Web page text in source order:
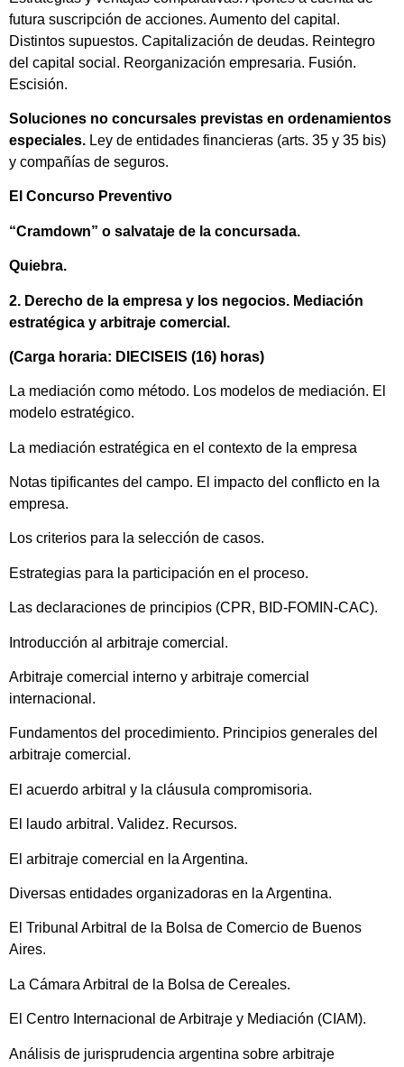
futura suscripción de acciones. Aumento del capital.
Distintos supuestos. Capitalización de deudas. Reintegro
del capital social. Reorganización empresaria. Fusión.
Escisión.
Soluciones no concursales previstas en ordenamientos
especiales. Ley de entidades financieras (arts. 35 y 35 bis)
y compañías de seguros.
El Concurso Preventivo
“Cramdown” o salvataje de la concursada.
Quiebra.
2. Derecho de la empresa y los negocios. Mediación
estratégica y arbitraje comercial.
(Carga horaria: DIECISEIS (16) horas)
La mediación como método. Los modelos de mediación. El
modelo estratégico.
La mediación estratégica en el contexto de la empresa
Notas tipificantes del campo. El impacto del conflicto en la
empresa.
Los criterios para la selección de casos.
Estrategias para la participación en el proceso.
Las declaraciones de principios (CPR, BID-FOMIN-CAC).
Introducción al arbitraje comercial.
Arbitraje comercial interno y arbitraje comercial
internacional.
Fundamentos del procedimiento. Principios generales del
arbitraje comercial.
El acuerdo arbitral y la cláusula compromisoria.
El laudo arbitral. Validez. Recursos.
El arbitraje comercial en la Argentina.
Diversas entidades organizadoras en la Argentina.
El Tribunal Arbitral de la Bolsa de Comercio de Buenos
Aires.
La Cámara Arbitral de la Bolsa de Cereales.
El Centro Internacional de Arbitraje y Mediación (CIAM).
Análisis de jurisprudencia argentina sobre arbitraje